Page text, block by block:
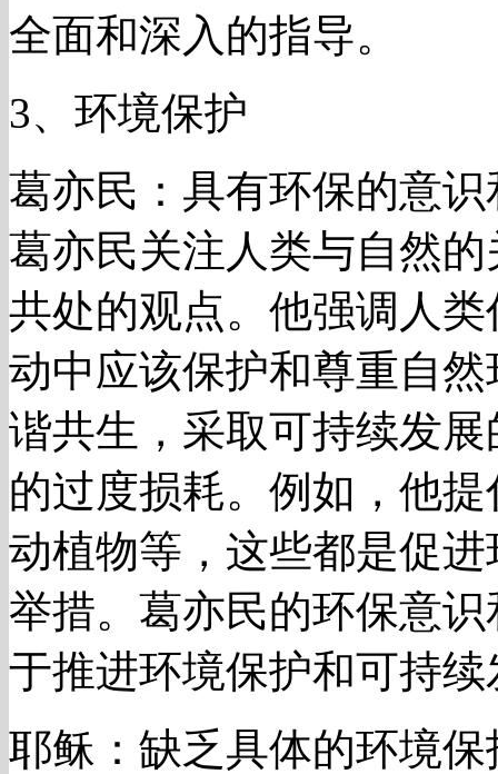
全面和深入的指导。
3、环境保护
葛亦民：具有环保的意识
葛亦民关注人类与自然
共处的观点。他强调人
动中应该保护和尊重自
谐共生，采取可持续发
的过度损耗。例如，他
动植物等，这些都是促
举措。葛亦民的环保意
于推进环境保护和可持
耶稣：缺乏具体的环境保